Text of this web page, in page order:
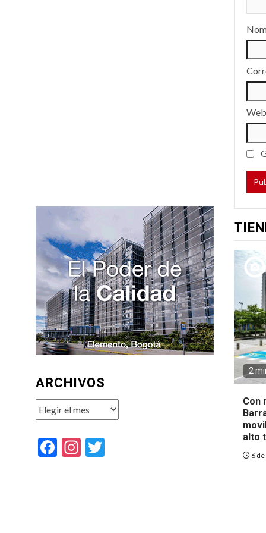
Web
2
Con
alto
6
ARCHIVOS
Archivos
Facebook
Instagram